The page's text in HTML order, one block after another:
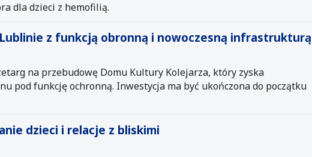
dla dzieci z hemofilią.
z funkcją obronną i nowoczesną infrastrukturą
na przebudowę Domu Kultury Kolejarza, który zyska
pod funkcję ochronną. Inwestycja ma być ukończona do początku
dzieci i relacje z bliskimi